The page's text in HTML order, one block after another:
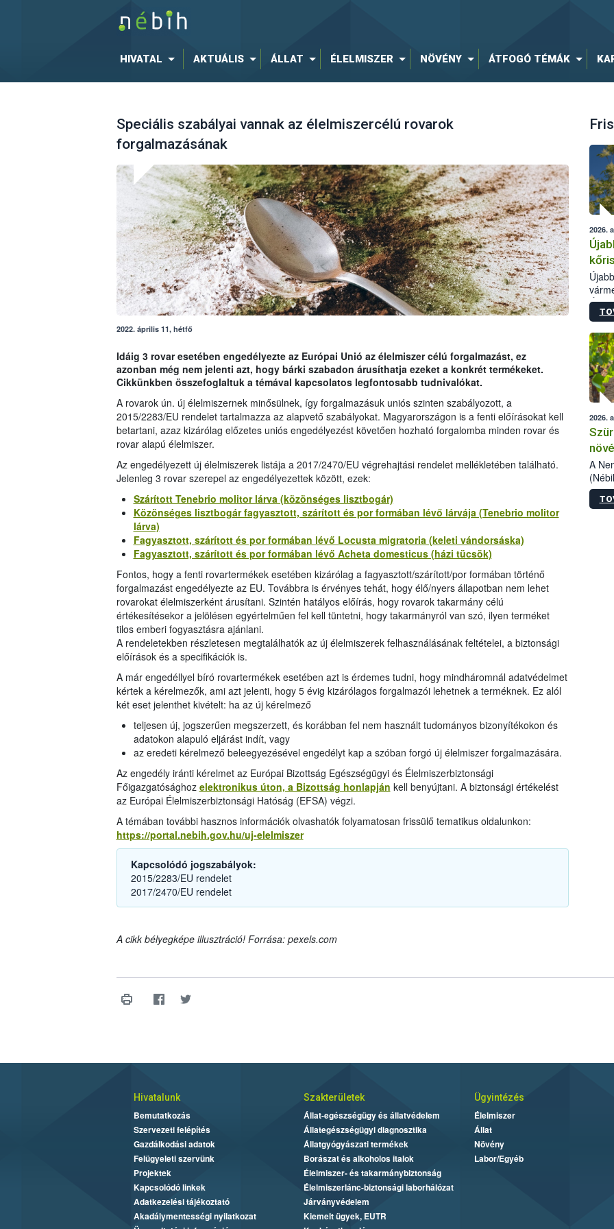
HIVATAL AKTUÁLIS ÁLLAT ÉLELMISZER NÖVÉNY ÁTFOGÓ TÉMÁK
Speciális szabályai vannak az élelmiszercélú rovarok
forgalmazásának
2022. április 11, hétfő
Idáig 3 rovar esetében engedélyezte az Európai Unió az élelmiszer célú forgalmazást, ez
azonban még nem jelenti azt, hogy bárki szabadon árusíthatja ezeket a konkrét termékeket.
Cikkünkben összefoglaltuk a témával kapcsolatos legfontosabb tudnivalókat.
A rovarok ún. új élelmiszernek minősülnek, így forgalmazásuk uniós szinten szabályozott, a
2015/2283/EU rendelet tartalmazza az alapvető szabályokat. Magyarországon is a fenti előírásokat kell
betartani, azaz kizárólag előzetes uniós engedélyezést követően hozható forgalomba minden rovar és
rovar alapú élelmiszer.
Az engedélyezett új élelmiszerek listája a 2017/2470/EU végrehajtási rendelet mellékletében található.
Jelenleg 3 rovar szerepel az engedélyezettek között, ezek:
Szárított Tenebrio molitor lárva (közönséges lisztbogár)
Közönséges lisztbogár fagyasztott, szárított és por formában lévő lárvája (Tenebrio molitor
lárva)
Fagyasztott, szárított és por formában lévő Locusta migratoria (keleti vándorsáska)
Fagyasztott, szárított és por formában lévő Acheta domesticus (házi tücsök)
Fontos, hogy a fenti rovartermékek esetében kizárólag a fagyasztott/szárított/por formában történő
forgalmazást engedélyezte az EU. Továbbra is érvényes tehát, hogy élő/nyers állapotban nem lehet
rovarokat élelmiszerként árusítani. Szintén hatályos előírás, hogy rovarok takarmány célú
értékesítésekor a jelölésen egyértelműen fel kell tüntetni, hogy takarmányról van szó, ilyen terméket
tilos emberi fogyasztásra ajánlani.
A rendeletekben részletesen megtalálhatók az új élelmiszerek felhasználásának feltételei, a biztonsági
előírások és a specifikációk is.
A már engedéllyel bíró rovartermékek esetében azt is érdemes tudni, hogy mindháromnál adatvédelmet
kértek a kérelmezők, ami azt jelenti, hogy 5 évig kizárólagos forgalmazói lehetnek a terméknek. Ez alól
két eset jelenthet kivételt: ha az új kérelmező
teljesen új, jogszerűen megszerzett, és korábban fel nem használt tudományos bizonyítékokon és
adatokon alapuló eljárást indít, vagy
az eredeti kérelmező beleegyezésével engedélyt kap a szóban forgó új élelmiszer forgalmazására.
Az engedély iránti kérelmet az Európai Bizottság Egészségügyi és Élelmiszerbiztonsági
Főigazgatósághoz elektronikus úton, a Bizottság honlapján kell benyújtani. A biztonsági értékelést
az Európai Élelmiszerbiztonsági Hatóság (EFSA) végzi.
A témában további hasznos információk olvashatók folyamatosan frissülő tematikus oldalunkon:
https://portal.nebih.gov.hu/uj-elelmiszer
Kapcsolódó jogszabályok:
2015/2283/EU rendelet
2017/2470/EU rendelet
A cikk bélyegképe illusztráció! Forrása: pexels.com
2026.
2026.
A
Hivatalunk
Bemutatkozás
Szervezeti felépítés
Gazdálkodási adatok
Felügyeleti szervünk
Projektek
Kapcsolódó linkek
Adatkezelési tájékoztató
Akadálymentességi nyilatkozat
Szakterületek
Állat-egészségügy és állatvédelem
Állategészségügyi diagnosztika
Állatgyógyászati termékek
Borászat és alkoholos italok
Élelmiszer- és takarmánybiztonság
Élelmiszerlánc-biztonsági laborhálózat
Járványvédelem
Kiemelt ügyek, EUTR
Ügyintézés
Élelmiszer
Állat
Növény
Labor/Egyéb